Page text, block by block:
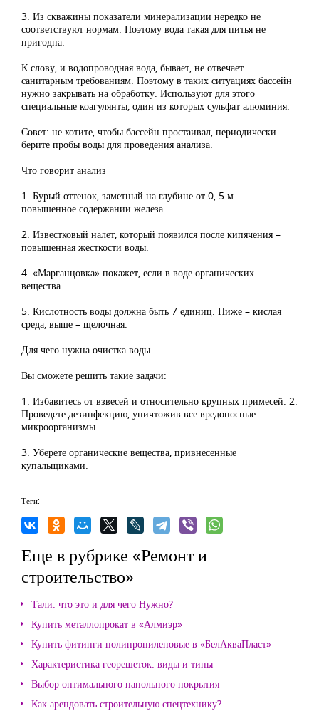
3. Из скважины показатели минерализации нередко не
соответствуют нормам. Поэтому вода такая для питья не
пригодна.
К слову, и водопроводная вода, бывает, не отвечает
санитарным требованиям. Поэтому в таких ситуациях бассейн
нужно закрывать на обработку. Используют для этого
специальные коагулянты, один из которых сульфат алюминия.
Совет: не хотите, чтобы бассейн простаивал, периодически
берите пробы воды для проведения анализа.
Что говорит анализ
1. Бурый оттенок, заметный на глубине от 0, 5 м —
повышенное содержании железа.
2. Известковый налет, который появился после кипячения –
повышенная жесткости воды.
4. «Марганцовка» покажет, если в воде органических
вещества.
5. Кислотность воды должна быть 7 единиц. Ниже – кислая
среда, выше – щелочная.
Для чего нужна очистка воды
Вы сможете решить такие задачи:
1. Избавитесь от взвесей и относительно крупных примесей. 2.
Проведете дезинфекцию, уничтожив все вредоносные
микроорганизмы.
3. Уберете органические вещества, привнесенные
купальщиками.
Теги:
Еще в рубрике «Ремонт и
строительство»
Тали: что это и для чего Нужно?
Купить металлопрокат в «Алмиэр»
Купить фитинги полипропиленовые в «БелАкваПласт»
Характеристика георешеток: виды и типы
Выбор оптимального напольного покрытия
Как арендовать строительную спецтехнику?